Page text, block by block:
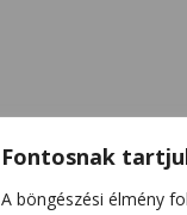
Fontosnak
A böngészési élmény